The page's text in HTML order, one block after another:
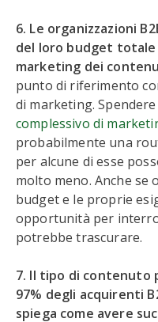
6. Le organizzazioni
del loro budget
marketing dei
punto di riferimento
di marketing.
complessivo di
probabilmente una
per alcune di esse
molto meno. Anche se
budget e le proprie
opportunità per
potrebbe trascurare.
7. Il tipo di contenuto
97% degli acquirenti
spiega come avere